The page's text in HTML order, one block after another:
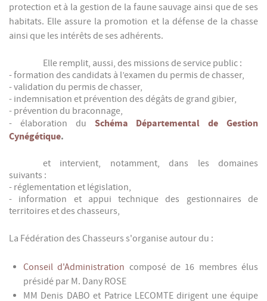
protection et à la gestion de la faune sauvage ainsi que de ses
habitats. Elle assure la promotion et la défense de la chasse
ainsi que les intérêts de ses adhérents.
Elle remplit, aussi, des missions de service public :
- formation des candidats à l’examen du permis de chasser,
- validation du permis de chasser,
- indemnisation et prévention des dégâts de grand gibier,
- prévention du braconnage,
- élaboration du Schéma Départemental de Gestion
Cynégétique.
et intervient, notamment, dans les domaines
suivants :
- réglementation et législation,
- information et appui technique des gestionnaires de
territoires et des chasseurs,
La Fédération des Chasseurs s'organise autour du :
Conseil d'Administration composé de 16 membres élus
présidé par M. Dany ROSE
MM Denis DABO et Patrice LECOMTE dirigent une équipe